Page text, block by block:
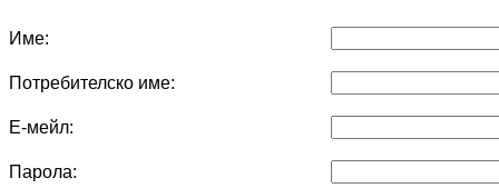
Име:
Потребителско име:
Е-мейл:
Парола: